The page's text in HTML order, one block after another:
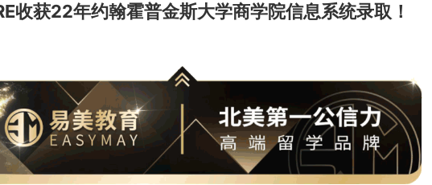
收获22年约翰霍普金斯大学商学院信息系统录取！